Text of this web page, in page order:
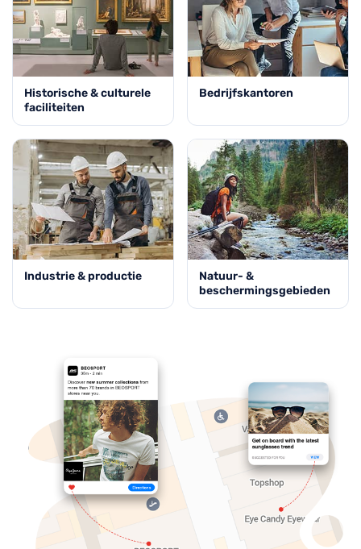
Historische & culturele
faciliteiten
Bedrijfskantoren
Industrie & productie
Natuur- &
beschermingsgebieden